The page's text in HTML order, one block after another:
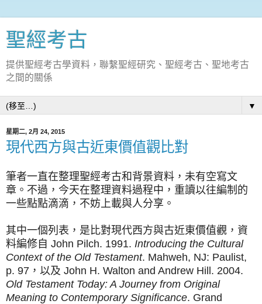
聖經考古
提供聖經考古學資料，聯繫聖經研究、聖經考古、聖地考古
之間的關係
▼
星期二, 2月 24, 2015
現代西方與古近東價值觀比對
筆者一直在整理聖經考古和背景資料，未有空寫文
章。不過，今天在整理資料過程中，重讀以往編制的
一些點點滴滴，不妨上載與人分享。
其中一個列表，是比對現代西方與古近東價值觀，資
料編修自 John Pilch. 1991. Introducing the Cultural
Context of the Old Testament. Mahweh, NJ: Paulist,
p. 97，以及 John H. Walton and Andrew Hill. 2004.
Old Testament Today: A Journey from Original
Meaning to Contemporary Significance. Grand